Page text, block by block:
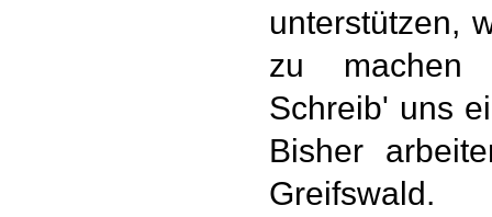
unterstützen,
zu machen
Schreib' uns
Bisher
Greifswald.